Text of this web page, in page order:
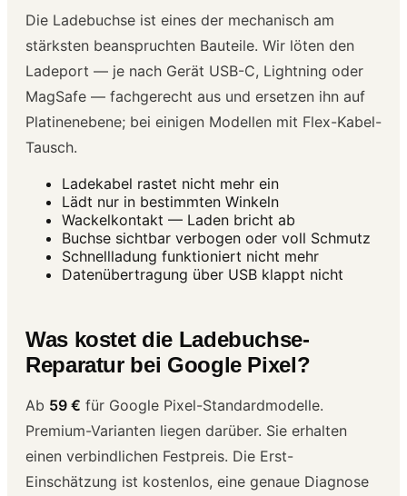
Die Ladebuchse ist eines der mechanisch am
stärksten beanspruchten Bauteile. Wir löten den
Ladeport — je nach Gerät USB-C, Lightning oder
MagSafe — fachgerecht aus und ersetzen ihn auf
Platinenebene; bei einigen Modellen mit Flex-Kabel-
Tausch.
Ladekabel rastet nicht mehr ein
Lädt nur in bestimmten Winkeln
Wackelkontakt — Laden bricht ab
Buchse sichtbar verbogen oder voll Schmutz
Schnellladung funktioniert nicht mehr
Datenübertragung über USB klappt nicht
Was kostet die Ladebuchse-
Reparatur bei Google Pixel?
Ab 59 € für Google Pixel-Standardmodelle.
Premium-Varianten liegen darüber. Sie erhalten
einen verbindlichen Festpreis. Die Erst-
Einschätzung ist kostenlos, eine genaue Diagnose